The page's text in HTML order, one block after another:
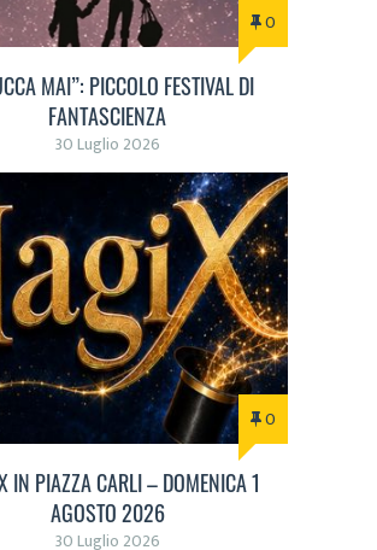
0
MAI”: PICCOLO FESTIVAL DI
FANTASCIENZA
30 Luglio 2026
0
IN PIAZZA CARLI – DOMENICA 1
AGOSTO 2026
30 Luglio 2026